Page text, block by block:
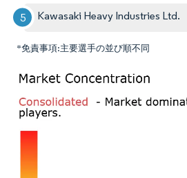
Kawasaki Heavy Industries Ltd.
*免責事項:主要選手の並び順不同